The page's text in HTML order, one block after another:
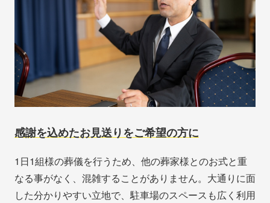
感謝を込めたお見送りをご希望の方に
1日1組様の葬儀を行うため、他の葬家様とのお式と重
なる事がなく、混雑することがありません。大通りに面
した分かりやすい立地で、駐車場のスペースも広く利用